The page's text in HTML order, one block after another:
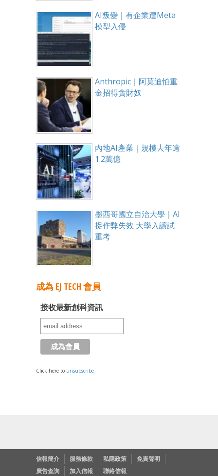
AI叛變｜有企業遭Meta
模型入侵
Anthropic｜阿莫迪怕重
金招得貪財奴
內地AI產業｜規模去年逾
1.2萬億
墨西哥國立自治大學｜AI
捉作弊失效 大學入讀試
重考
成為 EJ TECH 會員
接收最新創科資訊
Click here to unsubscribe
信報簡介 服務條款 私隱政策
免責聲明
廣告查詢
加入信報 聯絡信報